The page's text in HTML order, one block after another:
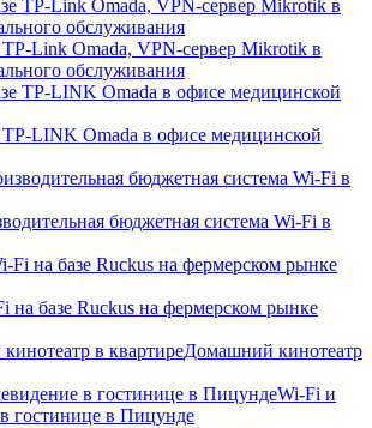
TP-Link Omada, VPN-сервер Mikrotik в
обслуживания
TP-LINK Omada в офисе медицинской
бюджетная система Wi-Fi в
на базе Ruckus на фермерском рынке
Домашний кинотеатр
Wi-Fi и
гостинице в Пицунде